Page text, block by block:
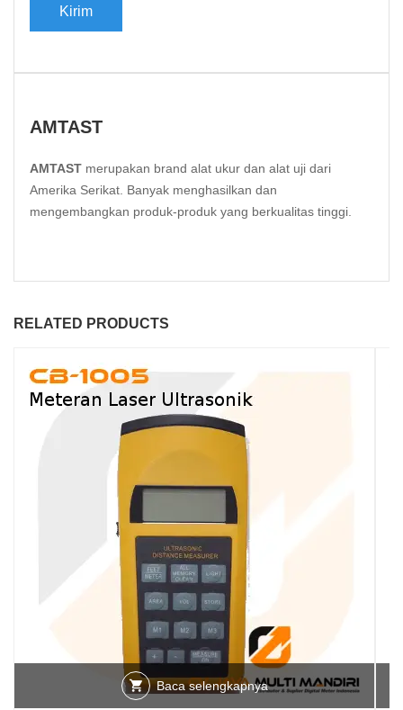
AMTAST
AMTAST merupakan brand alat ukur dan alat uji dari
Amerika Serikat. Banyak menghasilkan dan
mengembangkan produk-produk yang berkualitas tinggi.
RELATED PRODUCTS
Baca selengkapnya